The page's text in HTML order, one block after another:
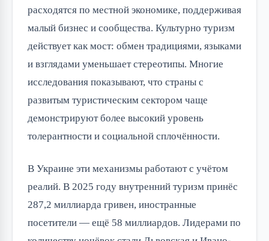
расходятся по местной экономике, поддерживая
малый бизнес и сообщества. Культурно туризм
действует как мост: обмен традициями, языками
и взглядами уменьшает стереотипы. Многие
исследования показывают, что страны с
развитым туристическим сектором чаще
демонстрируют более высокий уровень
толерантности и социальной сплочённости.
В Украине эти механизмы работают с учётом
реалий. В 2025 году внутренний туризм принёс
287,2 миллиарда гривен, иностранные
посетители — ещё 58 миллиардов. Лидерами по